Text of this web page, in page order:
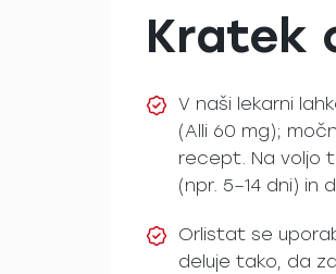
Kratek
V naši lekarni
(Alli 60 mg);
recept. Na voljo
(npr. 5–14 dni) in
Orlistat se
deluje tako, da